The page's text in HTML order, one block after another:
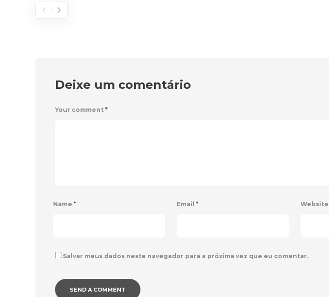
Deixe um comentário
Your comment *
Name * Email * Website
Salvar meus dados neste navegador para a próxima vez que eu comentar.